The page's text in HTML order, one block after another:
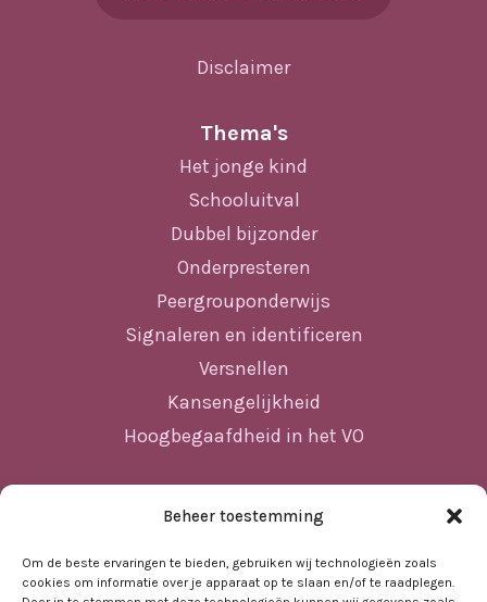
Beheer toestemming
Om de beste ervaringen te bieden, gebruiken wij technologieën zoals
cookies om informatie over je apparaat op te slaan en/of te raadplegen.
Disclaimer
Thema's
Het jonge kind
Schooluitval
Dubbel bijzonder
Onderpresteren
Peergrouponderwijs
Signaleren en identificeren
Versnellen
Kansengelijkheid
Hoogbegaafdheid in het VO
Home